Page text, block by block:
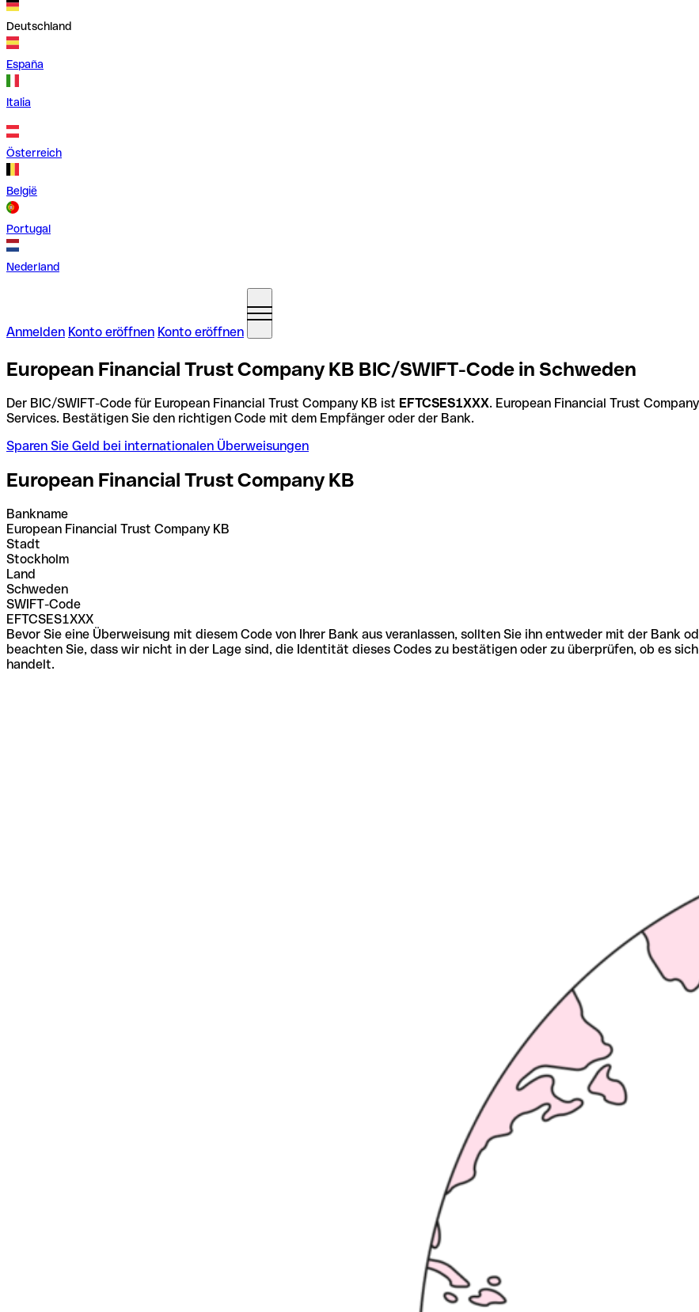
Deutschland
España
Italia
Österreich
België
Portugal
Nederland
Anmelden Konto eröffnen Konto eröffnen
European Financial Trust Company KB BIC/SWIFT-Code in Schweden
Der BIC/SWIFT-Code für European Financial Trust Company KB ist EFTCSES1XXX. European Financial Trust
Services. Bestätigen Sie den richtigen Code mit dem Empfänger oder der Bank.
Sparen Sie Geld bei internationalen Überweisungen
European Financial Trust Company KB
Bankname
European Financial Trust Company KB
Stadt
Stockholm
Land
Schweden
SWIFT-Code
EFTCSES1XXX
Bevor Sie eine Überweisung mit diesem Code von Ihrer Bank aus veranlassen, sollten Sie ihn entweder mit der Bank
beachten Sie, dass wir nicht in der Lage sind, die Identität dieses Codes zu bestätigen oder zu überprüfen, ob es
handelt.